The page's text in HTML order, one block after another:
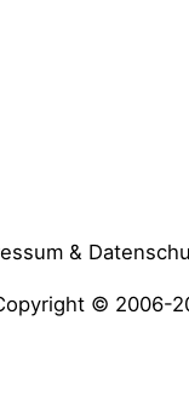
&
© 2006-